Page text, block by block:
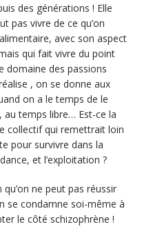
des générations ! Elle
pas vivre de ce qu’on
avec son aspect
qui fait vivre du point
domaine des passions
, on se donne aux
on a le temps de le
au temps libre… Est-ce la
collectif qui remettrait loin
pour survivre dans la
et l’exploitation ?
ne peut pas réussir
se condamne soi-même à
le côté schizophrène !